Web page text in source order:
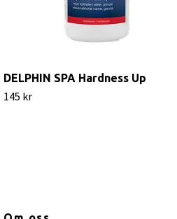
DELPHIN SPA Hardness Up
145 kr